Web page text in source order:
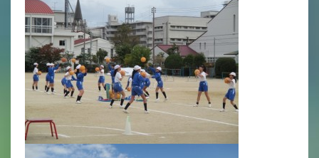
All in School
学校感染症に関する 報告書・登校
許可証
年間行事